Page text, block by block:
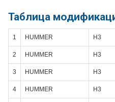
Таблица
1 HUMMER H3
2 HUMMER H3
3 HUMMER H3
4 HUMMER H3